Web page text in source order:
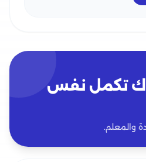
تكمل نفس
والمعلم.